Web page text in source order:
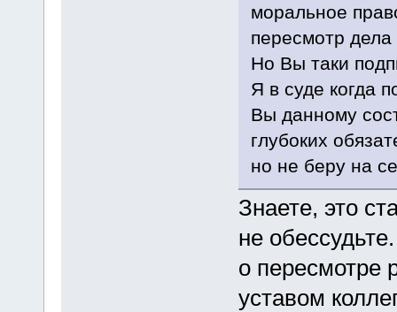
моральное
пересмотр
Но Вы таки
Я в суде когда
Вы данному
глубоких
но не беру на
Знаете, это
не
о пересмотре
уставом